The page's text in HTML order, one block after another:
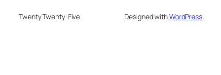
Twenty Twenty-Five Designed withWordPress